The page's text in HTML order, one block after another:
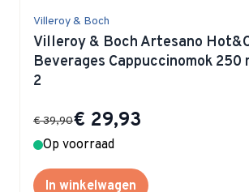
Villeroy & Boch
Villeroy & Boch Artesano
Beverages Cappuccinomok 250
2
Special Price
€ 29,93
€ 39,90
Op voorraad
In winkelwagen